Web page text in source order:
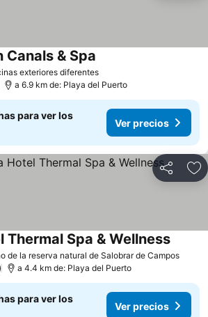
exteriores diferentes
Canals & Spa
a 6.9 km de: Playa del Puerto
para ver los
Ver precios
Compartir
de la reserva natural de Salobrar de Campos
Thermal Spa & Wellness
a 4.4 km de: Playa del Puerto
para ver los
Ver precios